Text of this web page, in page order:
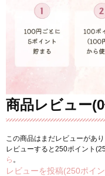
商品レビュー
この商品はまだレビューがあり
レビューすると250ポイント
ら 。
レビューを投稿(250ポイ